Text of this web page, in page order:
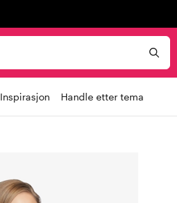
Inspirasjon Handle etter tema